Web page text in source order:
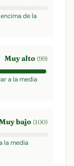
de la
Muy alto (99)
a la media
Muy bajo (100)
la media